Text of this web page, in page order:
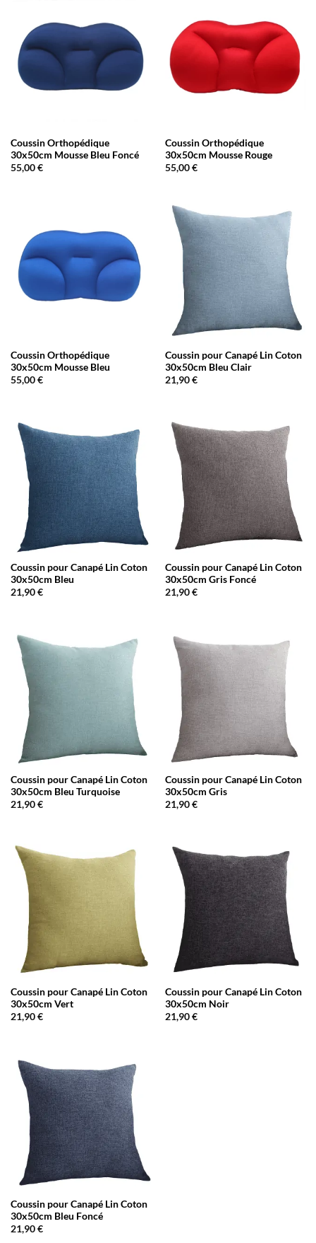
Coussin Orthopédique
30x50cm Mousse Bleu Foncé
55,00€
Coussin Orthopédique
30x50cm Mousse Rouge
55,00€
Coussin Orthopédique
30x50cm Mousse Bleu
55,00€
Coussin pour Canapé Lin Coton
30x50cm Bleu Clair
21,90€
Coussin pour Canapé Lin Coton
30x50cm Bleu
21,90€
Coussin pour Canapé Lin Coton
30x50cm Gris Foncé
21,90€
Coussin pour Canapé Lin Coton
30x50cm Bleu Turquoise
21,90€
Coussin pour Canapé Lin Coton
30x50cm Gris
21,90€
Coussin pour Canapé Lin Coton
30x50cm Vert
21,90€
Coussin pour Canapé Lin Coton
30x50cm Noir
21,90€
Coussin pour Canapé Lin Coton
30x50cm Bleu Foncé
21,90€